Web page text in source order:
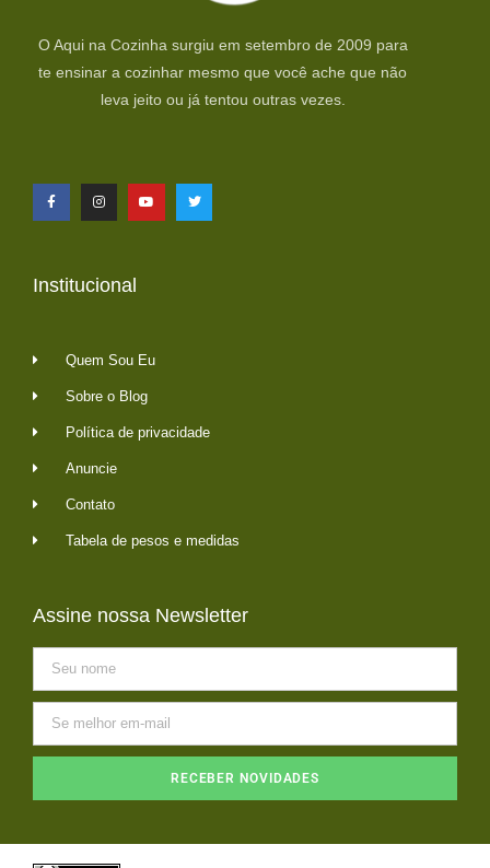
O Aqui na Cozinha surgiu em setembro de 2009 para
te ensinar a cozinhar mesmo que você ache que não
leva jeito ou já tentou outras vezes.
Institucional
Quem Sou Eu
Sobre o Blog
Política de privacidade
Anuncie
Contato
Tabela de pesos e medidas
Assine nossa Newsletter
RECEBER NOVIDADES